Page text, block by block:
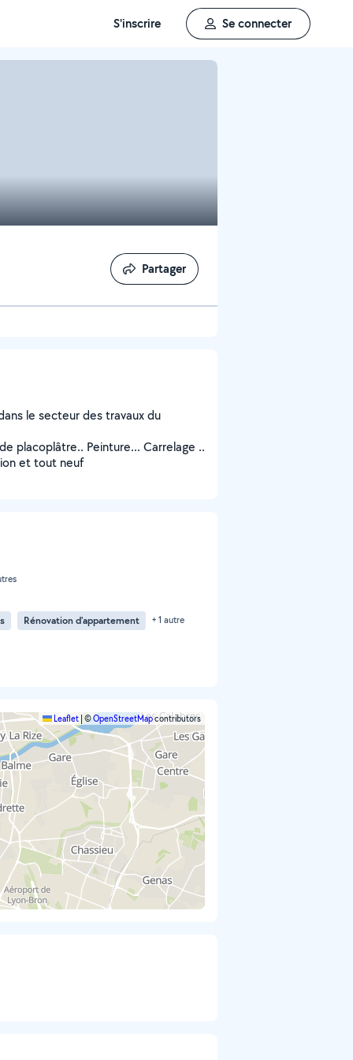
S'inscrire Se connecter
Partager
Partager
le secteur des travaux du
placoplâtre.. Peinture... Carrelage ..
et tout neuf
Rénovation d'appartement + 1 autre
Leaflet ©OpenStreetMapcontributors